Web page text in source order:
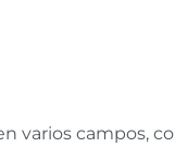
varios campos,